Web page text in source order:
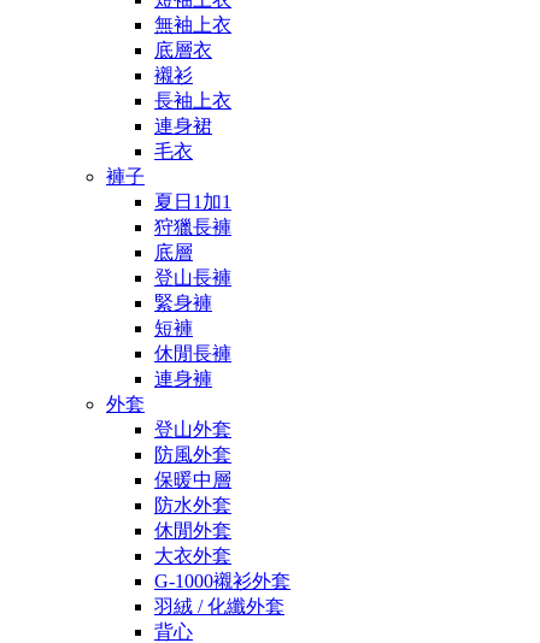
無袖上衣
底層衣
襯衫
長袖上衣
連身裙
毛衣
褲子
夏日1加1
狩獵長褲
底層
登山長褲
緊身褲
短褲
休閒長褲
連身褲
外套
登山外套
防風外套
保暖中層
防水外套
休閒外套
大衣外套
G-1000襯衫外套
羽絨 / 化纖外套
背心